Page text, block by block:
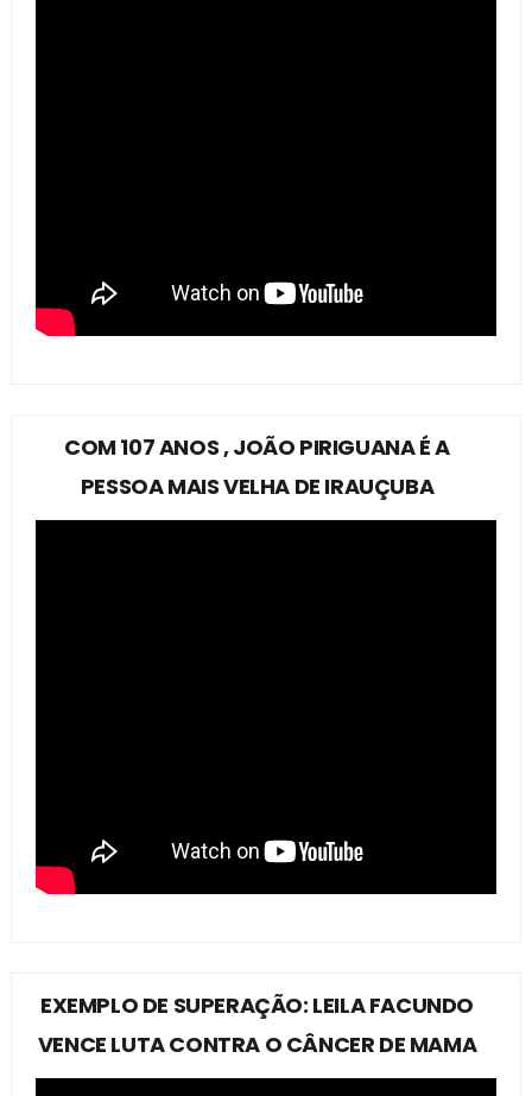
COM 107 ANOS , JOÃO PIRIGUANA É A
PESSOA MAIS VELHA DE IRAUÇUBA
EXEMPLO DE SUPERAÇÃO: LEILA FACUNDO
VENCE LUTA CONTRA O CÂNCER DE MAMA